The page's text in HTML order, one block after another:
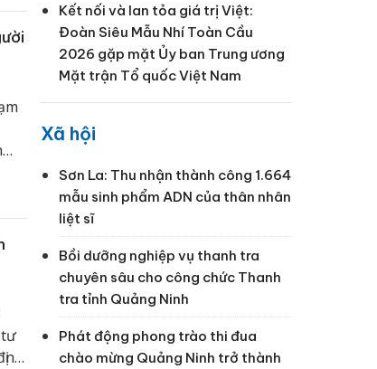
Kết nối và lan tỏa giá trị Việt:
Đoàn Siêu Mẫu Nhí Toàn Cầu
2026 gặp mặt Ủy ban Trung ương
Mặt trận Tổ quốc Việt Nam
Xã hội
Sơn La: Thu nhận thành công 1.664
mẫu sinh phẩm ADN của thân nhân
liệt sĩ
Bồi dưỡng nghiệp vụ thanh tra
chuyên sâu cho công chức Thanh
tra tỉnh Quảng Ninh
Phát động phong trào thi đua
chào mừng Quảng Ninh trở thành